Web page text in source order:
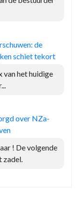
de
schiet tekort
van het huidige
over NZa-
! De volgende
zadel.